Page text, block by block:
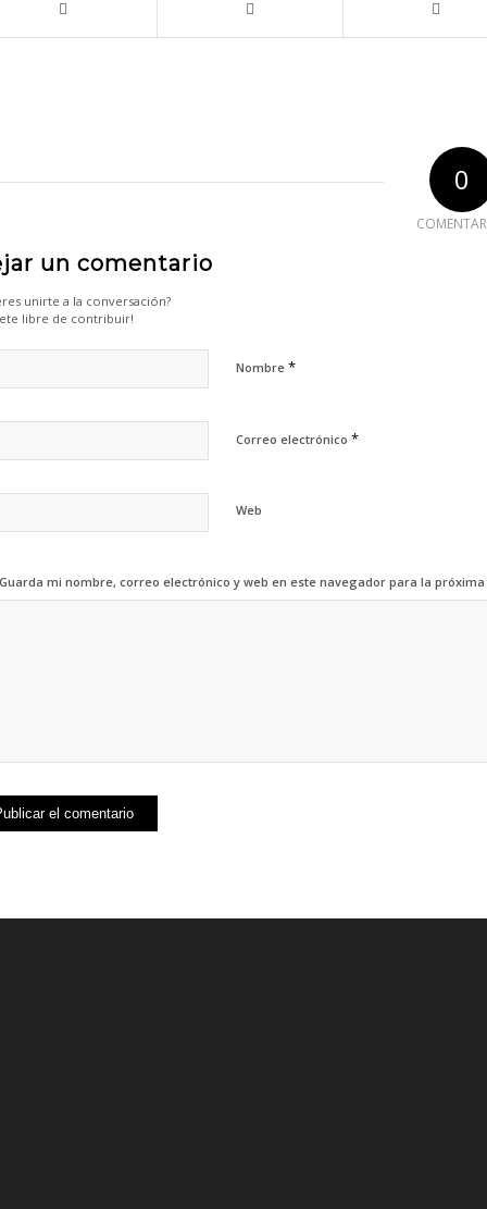
0
un comentario
unirte a la conversación?
libre de contribuir!
Nombre *
Correo electrónico *
Web
Guarda mi nombre, correo electrónico y web en este navegador para la